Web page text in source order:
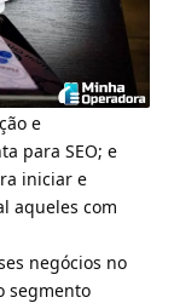
e
para SEO; e
iniciar e
aqueles com
negócios no
segmento